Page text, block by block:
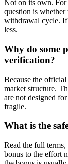
Not on its own. For
question is whether
withdrawal cycle. If
less.
Why do some
verification?
Because the
market structure.
are not designed
fragile.
What is the
Read the full terms,
bonus to the effort